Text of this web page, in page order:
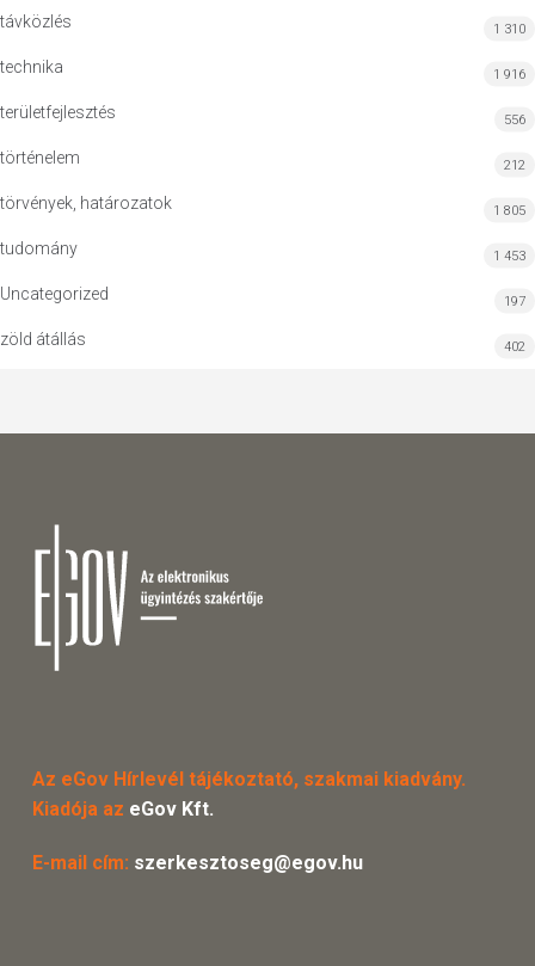
távközlés 1 310
technika 1 916
területfejlesztés 556
történelem 212
törvények, határozatok 1 805
tudomány 1 453
Uncategorized 197
zöld átállás 402
Az eGov Hírlevél tájékoztató, szakmai kiadvány.
Kiadója az eGov Kft.
E-mail cím: szerkesztoseg@egov.hu